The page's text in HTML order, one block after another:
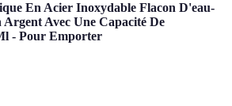
En Acier Inoxydable Flacon D'eau-
Argent Avec Une Capacité De
- Pour Emporter